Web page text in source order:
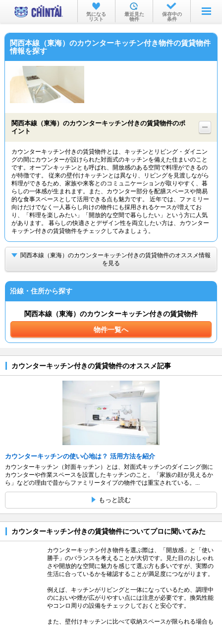
お部屋を探す
沿線・駅から
不動産会社から
気になる
リスト
最近見た
物件
保存中の
条件
関西本線（東海）のカウンターキッチン付き物件の賃貸物件
情報を探す
関西本線（東海）のカウンターキッチン付きの賃貸物件のポ
イント
カウンターキッチン付きの賃貸物件とは、キッチンとリビング・ダイニン
グの間にカウンターが設けられた対面式のキッチンを備えた住まいのこと
です。オープンキッチンとも呼ばれ、開放感のある空間で料理ができるの
が特徴です。 従来の壁付けキッチンとは異なり、リビングを見渡しながら
料理ができるため、家族や来客とのコミュニケーションが取りやすく、暮
らしの一体感が生まれます。また、カウンター部分を配膳スペースや簡易
的な食事スペースとして活用できる点も魅力です。 近年では、ファミリー
向けだけでなく一人暮らし向けの物件にも採用されるケースが増えてお
り、「料理を楽しみたい」「開放的な空間で暮らしたい」という方に人気
があります。 暮らしの快適さとデザイン性を両立したい方は、カウンター
キッチン付きの賃貸物件をチェックしてみましょう。
関西本線（東海）のカウンターキッチン付きの賃貸物件のオススメ情報
を見る
沿線・住所から探す
関西本線（東海）のカウンターキッチン付きの賃貸物件
物件一覧へ
カウンターキッチン付きの賃貸物件のオススメ記事
カウンターキッチンの使い心地は？ 活用方法を紹介
カウンターキッチン（対面キッチン）とは、対面式キッチンのダイニング側に
カウンターや作業スペースを設置したキッチンのこと。「家族の顔が見えるか
ら」などの理由で昔からファミリータイプの物件では重宝されている。...
もっと読む
カウンターキッチン付きの賃貸物件についてプロに聞いてみた
カウンターキッチン付き物件を選ぶ際は、「開放感」と「使い
勝手」のバランスを考えることが大切です。見た目のおしゃれ
さや開放的な空間に魅力を感じて選ぶ方も多いですが、実際の
生活に合っているかを確認することが満足度につながります。
例えば、キッチンがリビングと一体になっているため、調理中
のにおいや煙が広がりやすい点には注意が必要です。換気性能
やコンロ周りの設備をチェックしておくと安心です。
また、壁付けキッチンに比べて収納スペースが限られる場合も